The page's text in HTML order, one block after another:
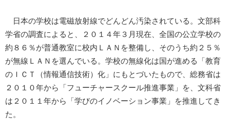
日本の学校は電磁放射線でどんどん汚染されている。文部科
学省の調査によると、２０１４年３月現在、全国の公立学校の
約８６％が普通教室に校内ＬＡＮを整備し、そのうち約２５％
が無線ＬＡＮを選んでいる。学校の無線化は国が進める「教育
のＩＣＴ（情報通信技術）化」にもとづいたもので、総務省は
２０１０年から「フューチャースクール推進事業」を、文科省
は２０１１年から「学びのイノベーション事業」を推進してき
た。